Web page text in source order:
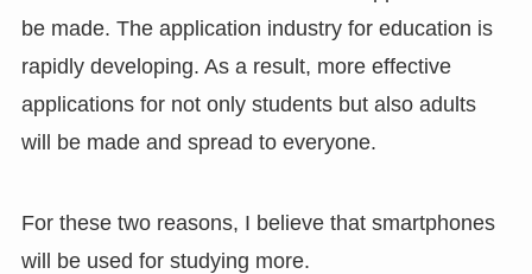
be made. The application industry for education is
rapidly developing. As a result, more effective
applications for not only students but also adults
will be made and spread to everyone.
For these two reasons, I believe that smartphones
will be used for studying more.